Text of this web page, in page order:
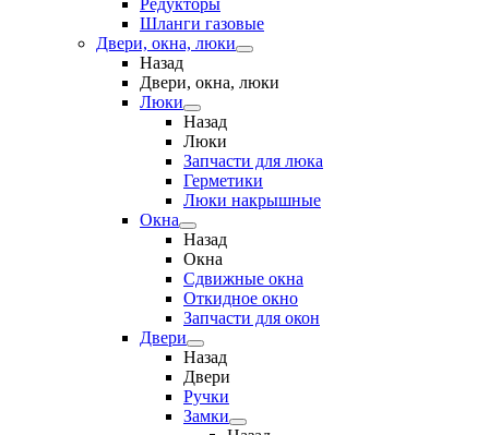
Редукторы
Шланги газовые
Двери, окна, люки
Назад
Двери, окна, люки
Люки
Назад
Люки
Запчасти для люка
Герметики
Люки накрышные
Окна
Назад
Окна
Сдвижные окна
Откидное окно
Запчасти для окон
Двери
Назад
Двери
Ручки
Замки